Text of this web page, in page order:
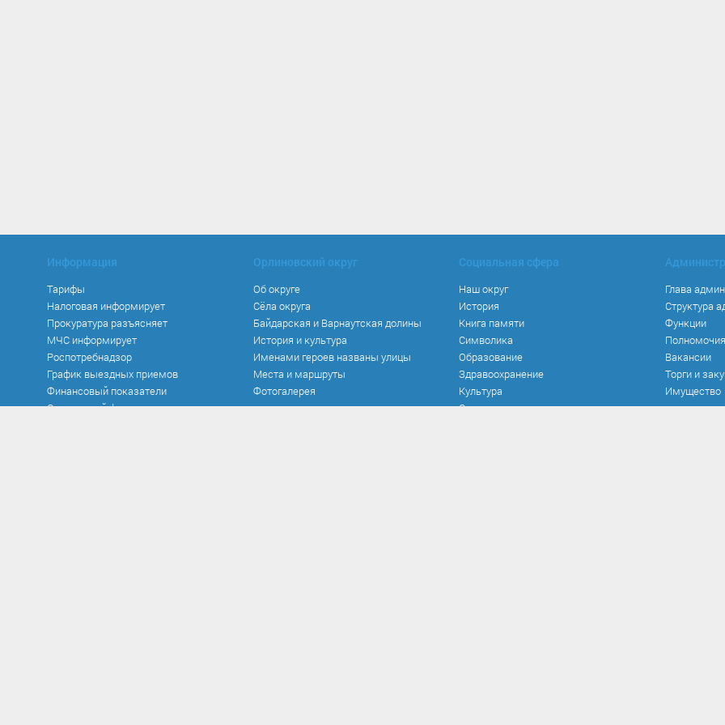
Информация
Тарифы
Налоговая информирует
Прокуратура разъясняет
МЧС информирует
Роспотребнадзор
График выездных приемов
Финансовый показатели
Социальный фонд
Орлиновский округ
Об округе
Сёла округа
Байдарская и Варнаутская долины
История и культура
Именами героев названы улицы
Места и маршруты
Фотогалерея
Социальная сфера
Наш округ
История
Книга памяти
Символика
Образование
Здравоохранение
Культура
Спорт
Глава
Структура
Функции
Полномочия
Вакансии
Торги и
Имущество